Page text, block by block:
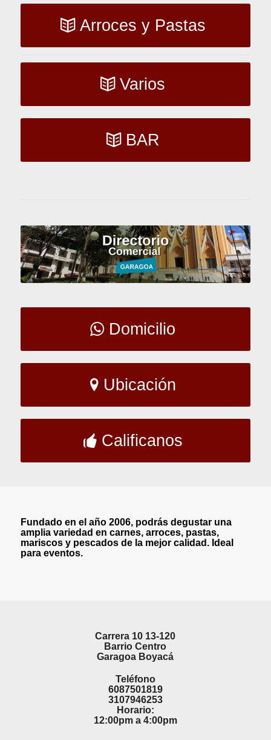
Arroces y Pastas
Varios
BAR
Domicilio
Ubicación
Calificanos
Fundado en el año 2006, podrás degustar una
amplia variedad en carnes, arroces, pastas,
mariscos y pescados de la mejor calidad. Ideal
para eventos.
Carrera 10 13-120
Barrio Centro
Garagoa Boyacá
Teléfono
6087501819
3107946253
Horario:
12:00pm a 4:00pm